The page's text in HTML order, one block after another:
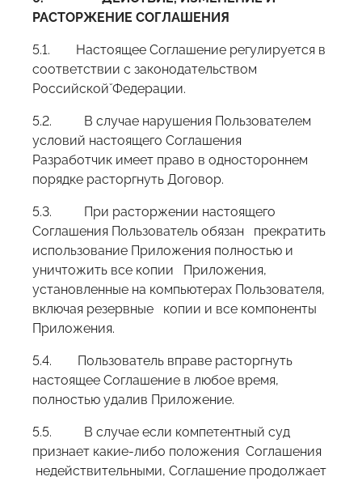
РАСТОРЖЕНИЕ СОГЛАШЕНИЯ
5.1. Настоящее Соглашение регулируется в
соответствии с законодательством
Российской̆ Федерации.
5.2. В случае нарушения Пользователем
условий настоящего Соглашения
Разработчик имеет право в одностороннем
порядке расторгнуть Договор.
5.3. При расторжении настоящего
Соглашения Пользователь обязан прекратить
использование Приложения полностью и
уничтожить все копии Приложения,
установленные на компьютерах Пользователя,
включая резервные копии и все компоненты
Приложения.
5.4. Пользователь вправе расторгнуть
настоящее Соглашение в любое время,
полностью удалив Приложение.
5.5. В случае если компетентный суд
признает какие-либо положения Соглашения
недействительными, Соглашение продолжает